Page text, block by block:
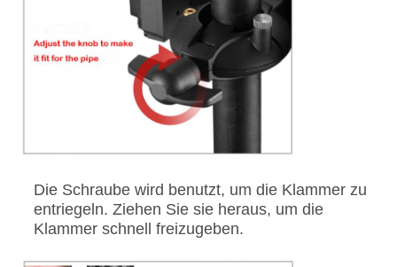
Die Schraube wird benutzt, um die Klammer zu
entriegeln. Ziehen Sie sie heraus, um die
Klammer schnell freizugeben.